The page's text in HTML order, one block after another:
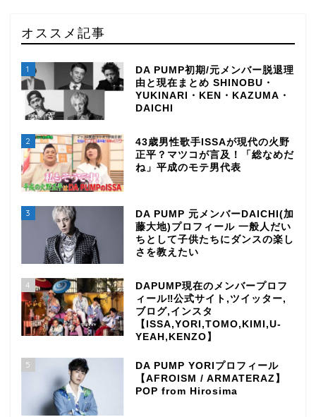
オススメ記事
1
DA PUMP初期/元メンバー脱退理
由と現在まとめ SHINOBU・
YUKINARI・KEN・KAZUMA・
DAICHI
2
43歳男性歌手ISSAが現代の火野
正平？マツコが言及！「総なめだ
ね」平成のモテ男代表
3
DA PUMP 元メンバーDAICHI(加
藤大地)プロフィール 一般人だい
ちとして子供たちにダンスの楽し
さを教えたい
4
DAPUMP現在のメンバープロフ
ィール‼公式サイト,ツイッター,
ブログ,インスタ
【ISSA,YORI,TOMO,KIMI,U-
YEAH,KENZO】
5
DA PUMP YORIプロフィール
【AFROISM / ARMATERAZ】
POP from Hirosima